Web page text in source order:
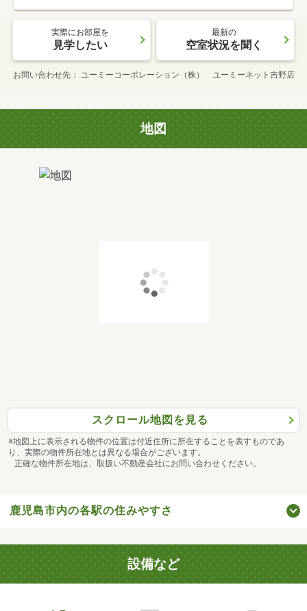
実際にお部屋を
見学したい
最新の
空室状況を聞く
お問い合わせ先 ユーミーコーポレーション（株） ユーミーネット吉野店
地図
スクロール地図を見る
※地図上に表示される物件の位置は付近住所に所在することを表すものであ
り、実際の物件所在地とは異なる場合がございます。
正確な物件所在地は、取扱い不動産会社にお問い合わせください。
鹿児島市内の各駅の住みやすさ
設備など